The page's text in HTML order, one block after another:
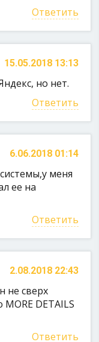
Ответить
15.05.2018 13:13
но нет.
Ответить
6.06.2018 01:14
меня
ее на
Ответить
2.08.2018 22:43
не сверх
DETAILS
Ответить